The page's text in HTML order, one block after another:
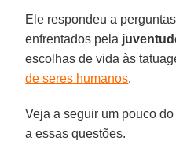
Ele respondeu a
enfrentados pela
escolhas de vida às
de seres humanos.
Veja a seguir um pouco
a essas questões.